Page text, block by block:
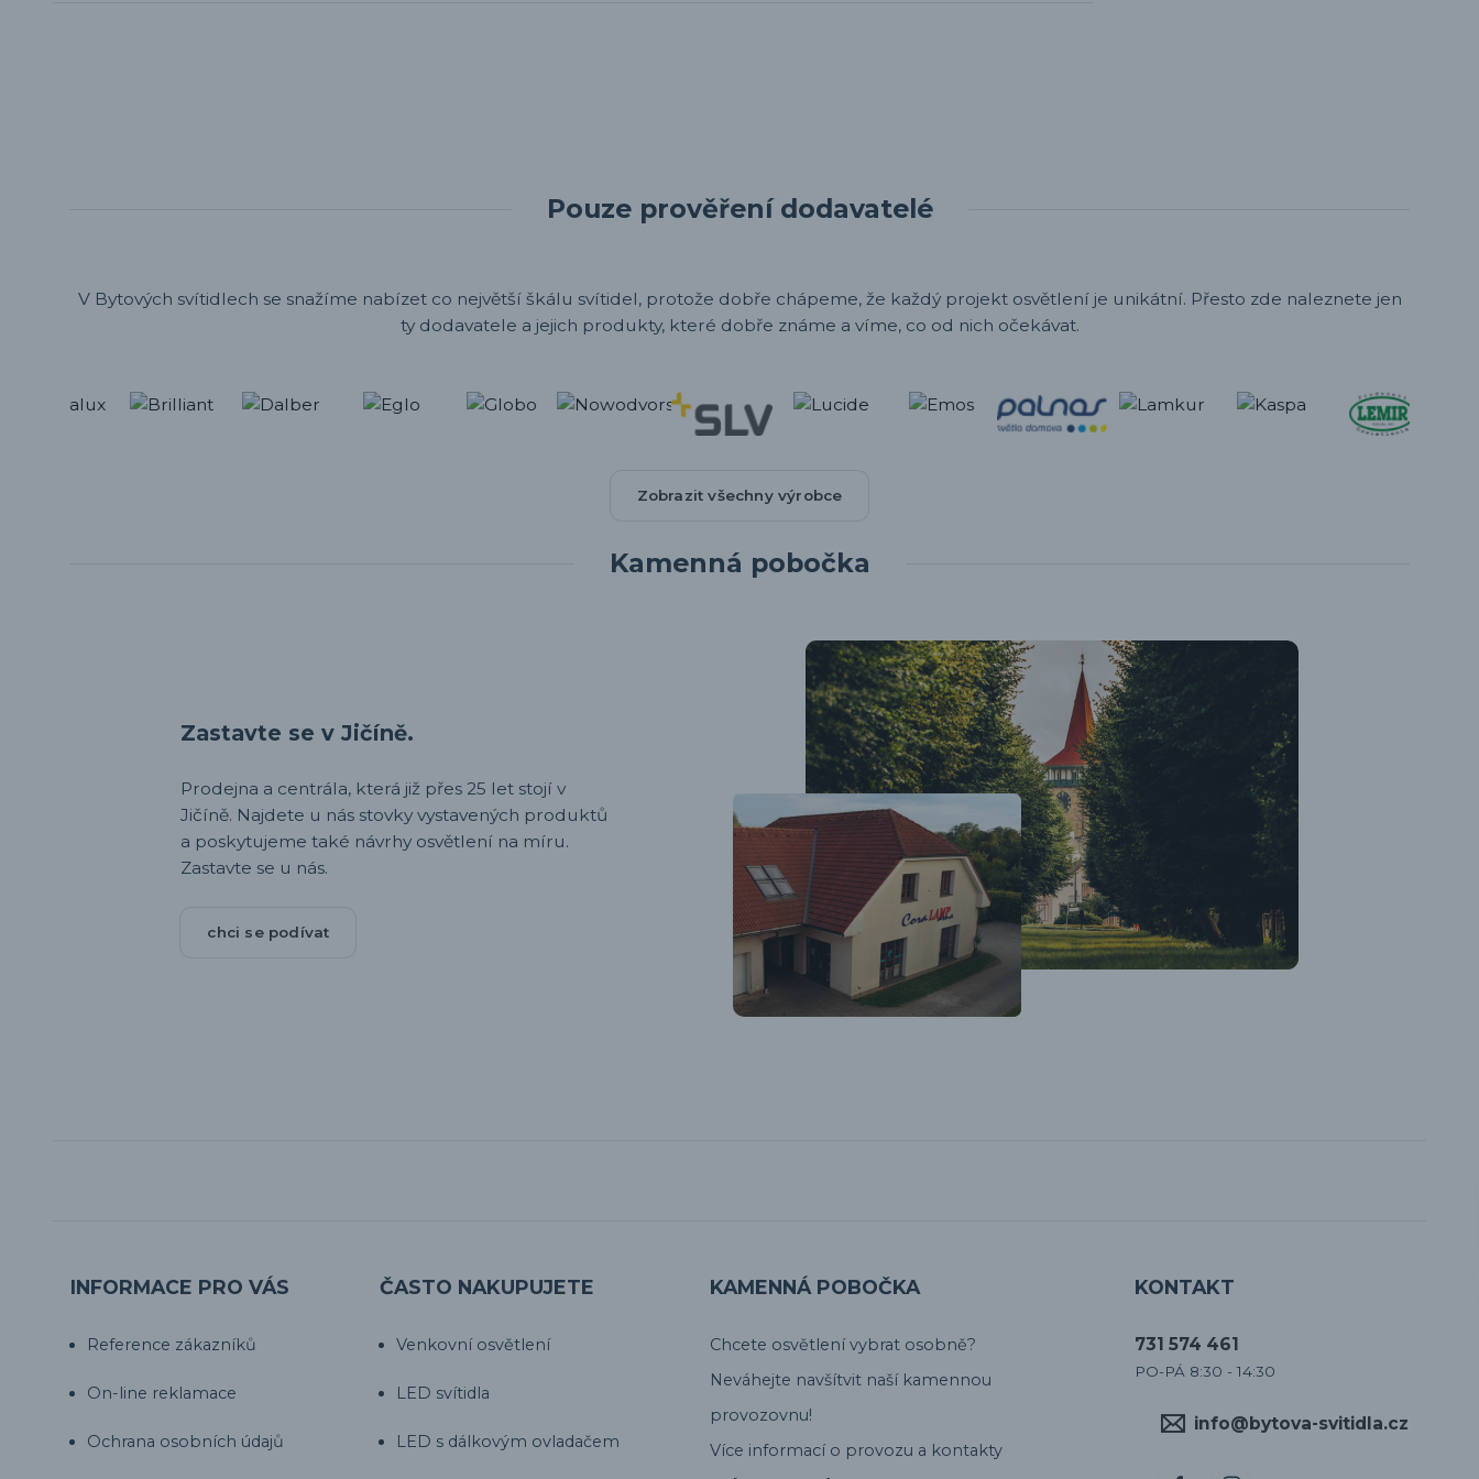
Pouze prověření dodavatelé
V Bytových svítidlech se snažíme nabízet co největší škálu svítidel, protože dobře chápeme, že každý projekt osvětlení je unikátní. Přesto zde naleznete jen
ty dodavatele a jejich produkty, které dobře známe a víme, co od nich očekávat.
Zobrazit všechny výrobce
Kamenná pobočka
Zastavte se v Jičíně.
Prodejna a centrála, která již přes 25 let stojí v
Jičíně. Najdete u nás stovky vystavených produktů
a poskytujeme také návrhy osvětlení na míru.
Zastavte se u nás.
chci se podívat
INFORMACE PRO VÁS
Reference zákazníků
On-line reklamace
Ochrana osobních údajů
ČASTO NAKUPUJETE
Venkovní osvětlení
LED svítidla
LED s dálkovým ovladačem
KAMENNÁ POBOČKA
Chcete osvětlení vybrat osobně?
Neváhejte navšítvit naší kamennou
provozovnu!
Více informací o provozu a kontakty
KONTAKT
731 574 461
PO-PÁ 8:30 - 14:30
info@bytova-svitidla.cz